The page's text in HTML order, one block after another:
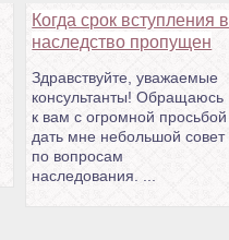
Когда срок вступления в
наследство пропущен
Здравствуйте, уважаемые
консультанты! Обращаюсь
к вам с огромной просьбой
дать мне небольшой совет
по вопросам
наследования. ...